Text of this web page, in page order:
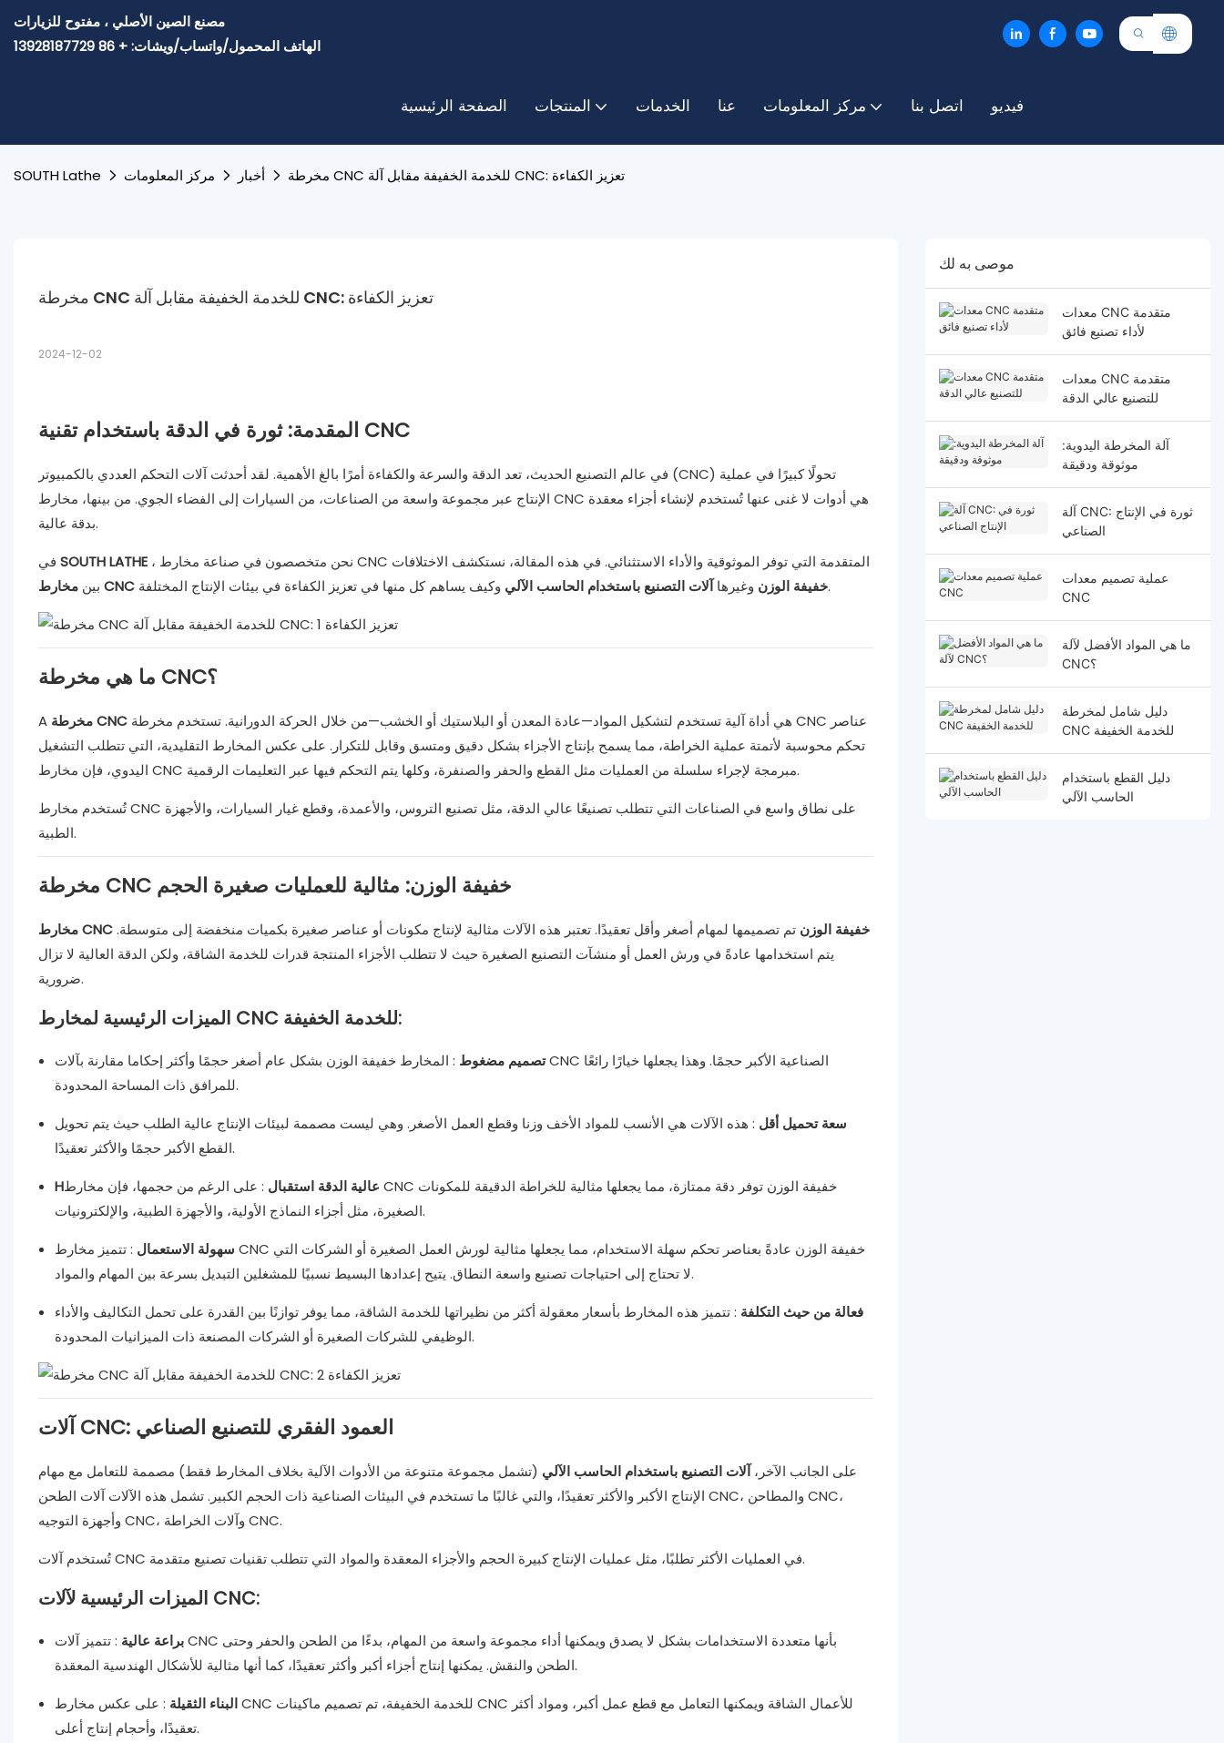
الهاتف المحمول/واتساب/ويشات: + 86 13928187729
الصفحة الرئيسية المنتجات الخدمات عنا مركز المعلومات اتصل بنا فيديو
SOUTH Lathe مركز المعلومات أخبار مخرطة CNC للخدمة الخفيفة مقابل آلة CNC: تعزيز الكفاءة
مخرطة CNC للخدمة الخفيفة مقابل آلة CNC: تعزيز الكفاءة
2024-12-02
المقدمة: ثورة في الدقة باستخدام تقنية CNC
في عالم التصنيع الحديث، تعد الدقة والسرعة والكفاءة أمرًا بالغ الأهمية. لقد أحدثت آلات التحكم العددي بالكمبيوتر (CNC) تحولًا كبيرًا في عملية
الإنتاج عبر مجموعة واسعة من الصناعات، من السيارات إلى الفضاء الجوي. من بينها، مخارط CNC هي أدوات لا غنى عنها تُستخدم لإنشاء أجزاء معقدة
بدقة عالية.
SOUTH LATHE ، نحن متخصصون في صناعة مخارط CNC المتقدمة التي توفر الموثوقية والأداء الاستثنائي. في هذه المقالة، نستكشف الاختلافات
بين
مخارط CNC خفيفة الوزن وغيرهاآلات التصنيع باستخدام الحاسب الآلي وكيف يساهم كل منها في تعزيز الكفاءة في بيئات الإنتاج المختلفة.
ما هي مخرطة CNC؟
A مخرطة CNC هي أداة آلية تستخدم لتشكيل المواد—عادة المعدن أو البلاستيك أو الخشب—من خلال الحركة الدورانية. تستخدم مخرطة CNC عناصر
تحكم محوسبة لأتمتة عملية الخراطة، مما يسمح بإنتاج الأجزاء بشكل دقيق ومتسق وقابل للتكرار. على عكس المخارط التقليدية، التي تتطلب التشغيل
اليدوي، فإن مخارط CNC مبرمجة لإجراء سلسلة من العمليات مثل القطع والحفر والصنفرة، وكلها يتم التحكم فيها عبر التعليمات الرقمية.
تُستخدم مخارط CNC على نطاق واسع في الصناعات التي تتطلب تصنيعًا عالي الدقة، مثل تصنيع التروس، والأعمدة، وقطع غيار السيارات، والأجهزة
الطبية.
مخرطة CNC خفيفة الوزن: مثالية للعمليات صغيرة الحجم
مخارط CNC خفيفة الوزنتم تصميمها لمهام أصغر وأقل تعقيدًا. تعتبر هذه الآلات مثالية لإنتاج مكونات أو عناصر صغيرة بكميات منخفضة إلى متوسطة.
يتم استخدامها عادةً في ورش العمل أو منشآت التصنيع الصغيرة حيث لا تتطلب الأجزاء المنتجة قدرات للخدمة الشاقة، ولكن الدقة العالية لا تزال
ضرورية.
الميزات الرئيسية لمخارط CNC للخدمة الخفيفة:
تصميم مضغوط : المخارط خفيفة الوزن بشكل عام أصغر حجمًا وأكثر إحكاما مقارنة بآلات CNC الصناعية الأكبر حجمًا. وهذا يجعلها خيارًا رائعًا
للمرافق ذات المساحة المحدودة.
سعة تحميل أقل : هذه الآلات هي الأنسب للمواد الأخف وزنا وقطع العمل الأصغر. وهي ليست مصممة لبيئات الإنتاج عالية الطلب حيث يتم تحويل
القطع الأكبر حجمًا والأكثر تعقيدًا.
Hعالية الدقة استقبال : على الرغم من حجمها، فإن مخارط CNC خفيفة الوزن توفر دقة ممتازة، مما يجعلها مثالية للخراطة الدقيقة للمكونات
الصغيرة، مثل أجزاء النماذج الأولية، والأجهزة الطبية، والإلكترونيات.
سهولة الاستعمال : تتميز مخارط CNC خفيفة الوزن عادةً بعناصر تحكم سهلة الاستخدام، مما يجعلها مثالية لورش العمل الصغيرة أو الشركات التي
لا تحتاج إلى احتياجات تصنيع واسعة النطاق. يتيح إعدادها البسيط نسبيًا للمشغلين التبديل بسرعة بين المهام والمواد.
فعالة من حيث التكلفة : تتميز هذه المخارط بأسعار معقولة أكثر من نظيراتها للخدمة الشاقة، مما يوفر توازنًا بين القدرة على تحمل التكاليف والأداء
الوظيفي للشركات الصغيرة أو الشركات المصنعة ذات الميزانيات المحدودة.
آلات CNC: العمود الفقري للتصنيع الصناعي
على الجانب الآخر،آلات التصنيع باستخدام الحاسب الآلي (تشمل مجموعة متنوعة من الأدوات الآلية بخلاف المخارط فقط) مصممة للتعامل مع مهام
الإنتاج الأكبر والأكثر تعقيدًا، والتي غالبًا ما تستخدم في البيئات الصناعية ذات الحجم الكبير. تشمل هذه الآلات آلات الطحن CNC، والمطاحن CNC،
وأجهزة التوجيه CNC، وآلات الخراطة CNC.
تُستخدم آلات CNC في العمليات الأكثر تطلبًا، مثل عمليات الإنتاج كبيرة الحجم والأجزاء المعقدة والمواد التي تتطلب تقنيات تصنيع متقدمة.
الميزات الرئيسية لآلات CNC:
براعة عالية : تتميز آلات CNC بأنها متعددة الاستخدامات بشكل لا يصدق ويمكنها أداء مجموعة واسعة من المهام، بدءًا من الطحن والحفر وحتى
الطحن والنقش. يمكنها إنتاج أجزاء أكبر وأكثر تعقيدًا، كما أنها مثالية للأشكال الهندسية المعقدة.
البناء الثقيلة : على عكس مخارط CNC للخدمة الخفيفة، تم تصميم ماكينات CNC للأعمال الشاقة ويمكنها التعامل مع قطع عمل أكبر، ومواد أكثر
تعقيدًا، وأحجام إنتاج أعلى.
موصى به لك
معدات CNC متقدمة
لأداء تصنيع فائق
معدات CNC متقدمة
للتصنيع عالي الدقة
آلة المخرطة اليدوية:
موثوقة ودقيقة
آلة CNC: ثورة في الإنتاج
الصناعي
عملية تصميم معدات
CNC
ما هي المواد الأفضل لآلة
CNC؟
دليل شامل لمخرطة
CNC للخدمة الخفيفة
دليل القطع باستخدام
الحاسب الآلي